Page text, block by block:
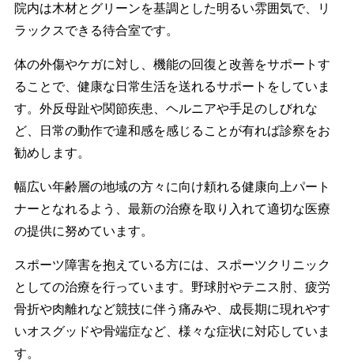
院内は木材とグリーンを基調とした明るい雰囲気で、リ
ラックスできる待合室です。
体の外傷やケガに対し、機能の回復と改善をサポートす
ることで、健康な日常生活を送れるサポートをしていま
す。外反母趾や関節疾患、ヘルニアや手足のしびれな
ど、日常の動作で違和感を感じることが有れば診察をお
勧めします。
幅広い年齢層の地域の方々に向け頼れる健康向上パート
ナーとなれるよう、最新の治療を取り入れて適切な医療
の提供に努めています。
スポーツ障害を抱えている方には、スポーツクリニック
としての治療を行っています。野球肘やテニス肘、疲労
骨折や肉離れなど競技に伴う痛みや、成長期に現れやす
いオスグッドや骨端症など、様々な症状に対応していま
す。